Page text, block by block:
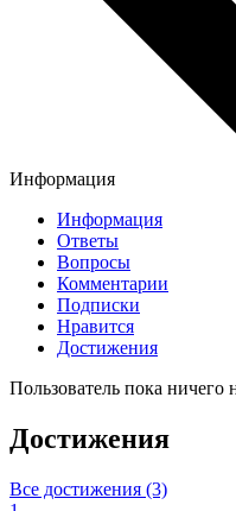
Информация
Информация
Ответы
Вопросы
Комментарии
Подписки
Нравится
Достижения
Пользователь пока ничего
Достижения
Все достижения (3)